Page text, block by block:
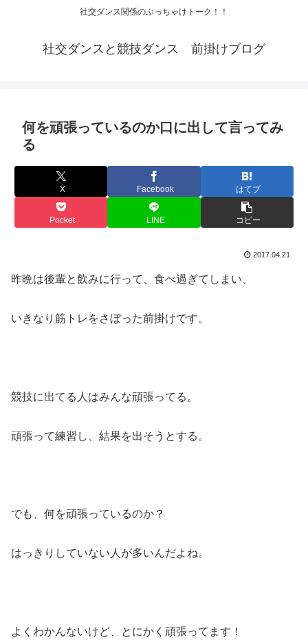
社交ダンス関係のぶっちゃけトーク！！
社交ダンスと競技ダンス 前掛けブログ
何を頑張っているのか口に出して言ってみ
る
X Facebook はてブ
Pocket LINE コピー
2017.04.21
昨晩は後輩と飲みに行って、食べ過ぎてしまい、
いきなり筋トレをさぼった前掛けです。
競技に出てる人はみんな頑張ってる。
頑張って練習し、結果を出そうとする。
でも、何を頑張っているのか？
はっきりしていない人が多いんだよね。
よくわかんないけど、とにかく頑張ってます！